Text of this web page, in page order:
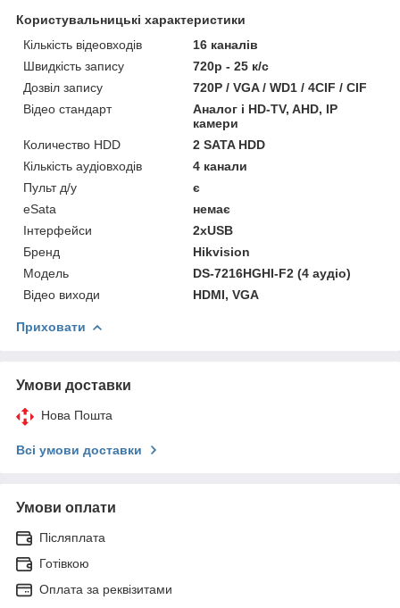
Користувальницькі характеристики
Кількість відеовходів
16 каналів
Швидкість запису
720р - 25 к/с
Дозвіл запису
720P / VGA / WD1 / 4CIF / CIF
Відео стандарт
Аналог і HD-TV, AHD, IP
камери
Количество HDD
2 SATA HDD
Кількість аудіовходів
4 канали
Пульт д/у
є
eSata
немає
Інтерфейси
2хUSB
Бренд
Hikvision
Модель
DS-7216HGHI-F2 (4 аудіо)
Відео виходи
HDMI, VGA
Приховати
Умови доставки
Нова Пошта
Всі умови доставки
Умови оплати
Післяплата
Готівкою
Оплата за реквізитами